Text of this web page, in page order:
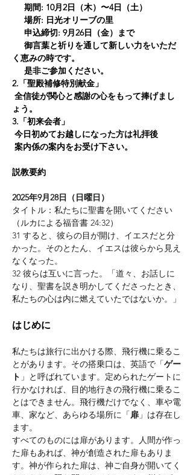
期間: 10月2日（木）〜4日（土）
場所: 日光オリーブの里
申込締切: 9月26日（金）まで
御言葉と祈りを通して新しい力をいただ
く恵みの時です。
是非ご参加ください。
2.「聖殿補修特別献金」
全信徒が関心と感謝の心をもって捧げまし
ょう。
3.「初来会者」
今日初めてお越しになった方は礼拝後
案内係の案内をお受け下さい。
説教要約
2025年9月28日（日曜日）
タイトル：私たちに聖書を開いてください
（ルカによる福音書 24:32）
31 すると、彼らの目が開け、イエスだと分
かった。そのとたん、イエスは彼らから見え
なくなった。
32 彼らは互いに言った。「道々、お話しに
なり、聖書を説き明かしてくださったとき、
私たちの心は内に燃えていたではないか。」
はじめに
私たちは旅行に出かける際、飛行機に乗るこ
とがあります。その搭乗口は、英語で「ゲー
ト 」と呼ばれています。定められたゲートに
行かなければ、目的地行きの飛行機に乗るこ
とはできません。飛行機だけでなく、車や電
車、家など、あらゆる場所に「扉 」は存在し
ます。
すべてのものには扉があります。人間が作っ
た扉もあれば、神が創造された扉もありま
す。神が作られた扉は、神ご自身が開いてく